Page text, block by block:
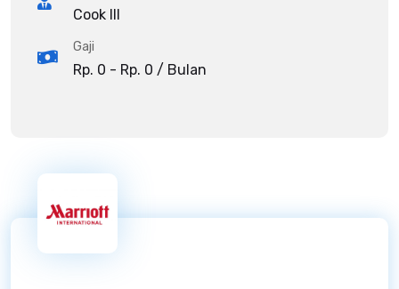
Cook III
Gaji
Rp. 0 - Rp. 0 / Bulan